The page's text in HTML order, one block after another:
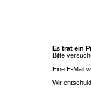
Es trat ein
Bitte
Eine E-Mail
Wir